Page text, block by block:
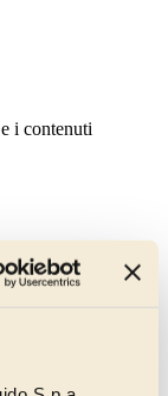
i contenuti
dati secondo la
nostre newsletter.